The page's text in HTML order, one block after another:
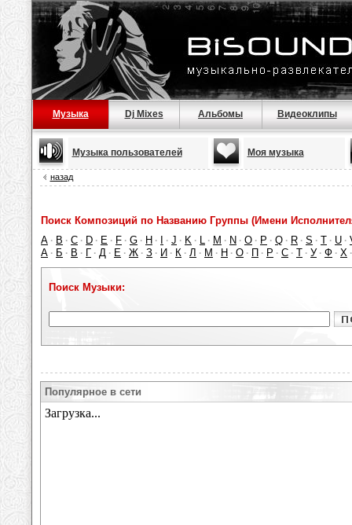
Музыка Dj Mixes Альбомы Видеоклипы
Музыка пользователей Моя музыка
назад
Поиск Композиций по Названию Группы (Имени
A · B · C · D · E · F · G · H · · J · K · L · M · N · O · P · Q · R · S · T · U ·
А · Б · В · Г · Д · Е · Ж · З · И · К · Л · М · Н · О · П · Р · С · Т · У · Ф · Х
Поиск Музыки:
Популярное в сети